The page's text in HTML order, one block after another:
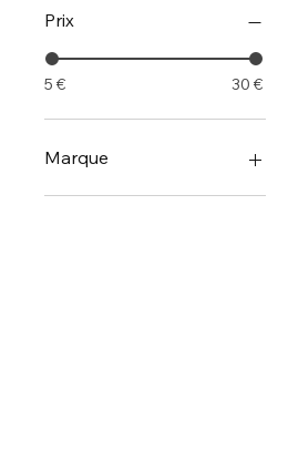
Prix
5 € 30 €
Marque
Canon